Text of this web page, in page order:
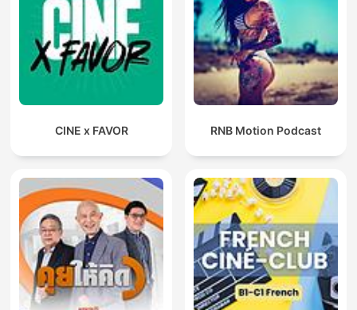
CINE x FAVOR RNB Motion Podcast